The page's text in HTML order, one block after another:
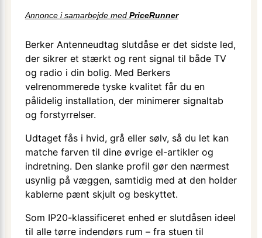
Annonce i samarbejde med PriceRunner
Berker Antenneudtag slutdåse er det sidste led,
der sikrer et stærkt og rent signal til både TV
og radio i din bolig. Med Berkers
velrenommerede tyske kvalitet får du en
pålidelig installation, der minimerer signaltab
og forstyrrelser.
Udtaget fås i hvid, grå eller sølv, så du let kan
matche farven til dine øvrige el-artikler og
indretning. Den slanke profil gør den nærmest
usynlig på væggen, samtidig med at den holder
kablerne pænt skjult og beskyttet.
Som IP20-klassificeret enhed er slutdåsen ideel
til alle tørre indendørs rum – fra stuen til